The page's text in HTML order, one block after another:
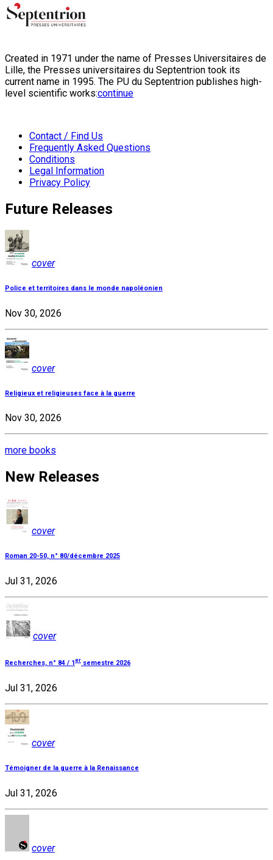
Created in 1971 under the name of Presses Universitaires de
Lille, the Presses universitaires du Septentrion took its
current name in 1995. The PU du Septentrion publishes high-
level scientific works:continue
Contact / Find Us
Frequently Asked Questions
Conditions
Legal Information
Privacy Policy
Future Releases
cover
Police et territoires dans le monde napoléonien
Nov 30, 2026
cover
Religieux et religieuses face à la guerre
Nov 30, 2026
more books
New Releases
cover
Roman 20-50, n° 80/décembre 2025
Jul 31, 2026
cover
Recherches, n° 84 / 1er semestre 2026
Jul 31, 2026
cover
Témoigner de la guerre à la Renaissance
Jul 31, 2026
cover